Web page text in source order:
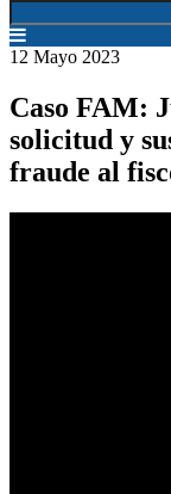
12 Mayo 2023
Caso FAM:
solicitud y
fraude al